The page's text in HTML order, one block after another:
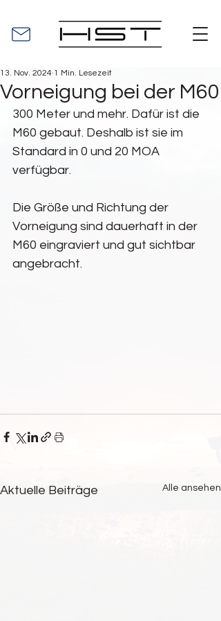
Vorneigung bei der M60
13. Nov. 2024 1 Min. Lesezeit
300 Meter und mehr. Dafür ist die
M60 gebaut. Deshalb ist sie im
Standard in 0 und 20 MOA
verfügbar.
Die Größe und Richtung der
Vorneigung sind dauerhaft in der
M60 eingraviert und gut sichtbar
angebracht.
Aktuelle Beiträge Alle ansehen